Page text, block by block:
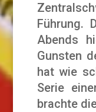
Führung.
Abends
Gunsten
hat wie
Serie
brachte